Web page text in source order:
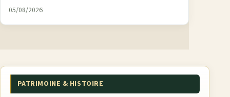
05/08/2026
PATRIMOINE & HISTOIRE